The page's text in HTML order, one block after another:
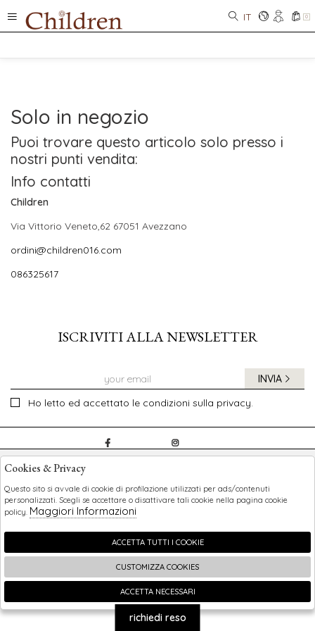
IT 0
Solo in negozio
Puoi trovare questo articolo solo presso i
nostri punti vendita:
Info contatti
Children
Via Vittorio Veneto,62 67051 Avezzano
ordini@children016.com
086325617
ISCRIVITI ALLA NEWSLETTER
Ho letto ed accettato le condizioni sulla privacy.
INVIA
SHOPPING
EXTRA
🍪
richiedi reso
Cookies & Privacy
Questo sito si avvale di cookie di profilazione utilizzati per ads/contenuti
personalizzati. Scegli se accettare o disattivare tali cookie nella pagina cookie
policy. Maggiori Informazioni
ACCETTA TUTTI I COOKIE
CUSTOMIZZA COOKIES
ACCETTA NECESSARI